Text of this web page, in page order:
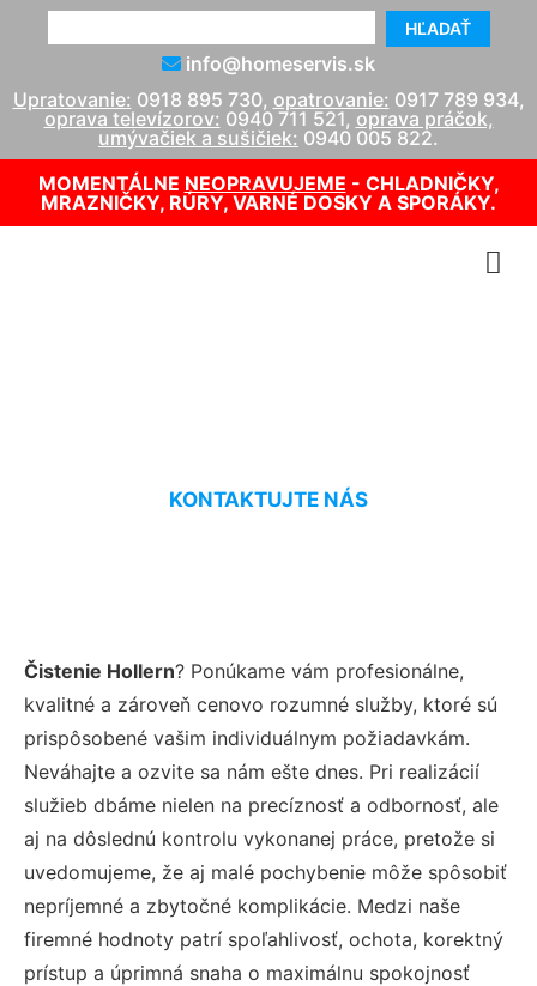
HĽADAŤ
info@homeservis.sk
Upratovanie: 0918 895 730, opatrovanie: 0917 789 934,
oprava televízorov: 0940 711 521, oprava práčok,
umývačiek a sušičiek: 0940 005 822.
MOMENTÁLNE NEOPRAVUJEME - CHLADNIČKY,
MRAZNIČKY, RÚRY, VARNÉ DOSKY A SPORÁKY.
KONTAKTUJTE NÁS
Čistenie Hollern? Ponúkame vám profesionálne,
kvalitné a zároveň cenovo rozumné služby, ktoré sú
prispôsobené vašim individuálnym požiadavkám.
Neváhajte a ozvite sa nám ešte dnes. Pri realizácií
služieb dbáme nielen na precíznosť a odbornosť, ale
aj na dôslednú kontrolu vykonanej práce, pretože si
uvedomujeme, že aj malé pochybenie môže spôsobiť
nepríjemné a zbytočné komplikácie. Medzi naše
firemné hodnoty patrí spoľahlivosť, ochota, korektný
prístup a úprimná snaha o maximálnu spokojnosť